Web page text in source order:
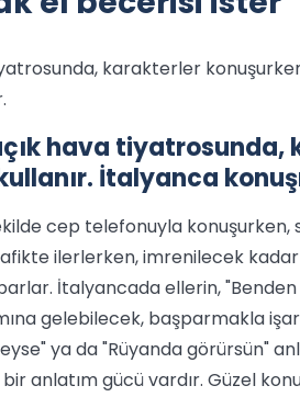
karakterler
hava
İtalyanca
cep telefonuyla
ilerlerken, imrenilecek
İtalyancada ellerin,
gelebilecek, başparmakla
ya da "Rüyanda görürsün"
anlatım gücü vardır. Güzel